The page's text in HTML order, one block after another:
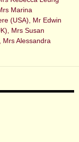
Marina
(USA), Mr Edwin
Mrs Susan
Mrs Alessandra